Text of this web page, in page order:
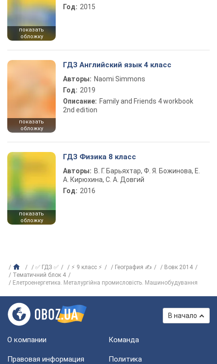
показать
обложку
Год: 2015
показать
обложку
ГДЗ Английский язык 4 класс
Авторы: Naomi Simmons
Год: 2019
Описание: Family and Friends 4 workbook
2nd edition
показать
обложку
ГДЗ Физика 8 класс
Авторы: В. Г. Барьяхтар, Ф. Я. Божинова, Е.
А. Кирюхина, С. А. Довгий
Год: 2016
✅ ГДЗ ✅ ⚡ 9 класс ⚡ География ✍
Вовк 2014
Тематичний блок 4
Елетроенергетика. Металургійна промисловість. Машинобудування
В начало
О компании Команда
Правовая информация
Политика